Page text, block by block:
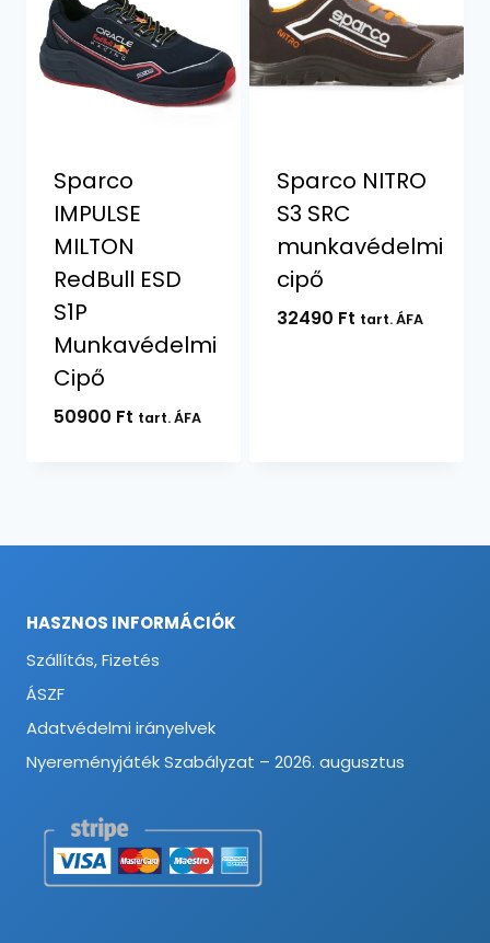
Sparco
IMPULSE
MILTON
RedBull ESD
S1P
Munkavédelmi
Cipő
50900 Ft tart. ÁFA
Sparco NITRO
S3 SRC
munkavédelmi
cipő
32490 Ft tart. ÁFA
HASZNOS INFORMÁCIÓK
Szállítás, Fizetés
ÁSZF
Adatvédelmi irányelvek
Nyereményjáték Szabályzat – 2026. augusztus